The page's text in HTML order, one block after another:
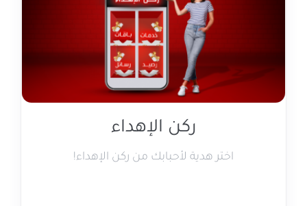
ركن الإهداء
اختر هدية لأحبابك من ركن الإهداء!